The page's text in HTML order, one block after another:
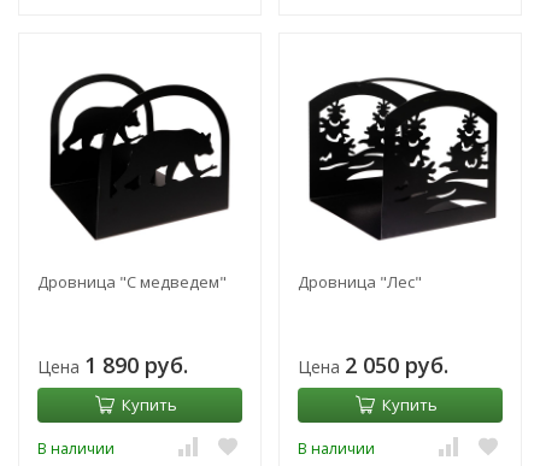
Дровница "С медведем"
Цена 1 890 руб.
Купить
В наличии
Дровница "Лес"
Цена 2 050 руб.
Купить
В наличии